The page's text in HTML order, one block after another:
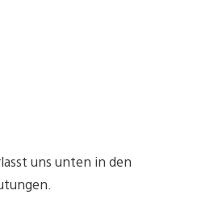
uns unten in den